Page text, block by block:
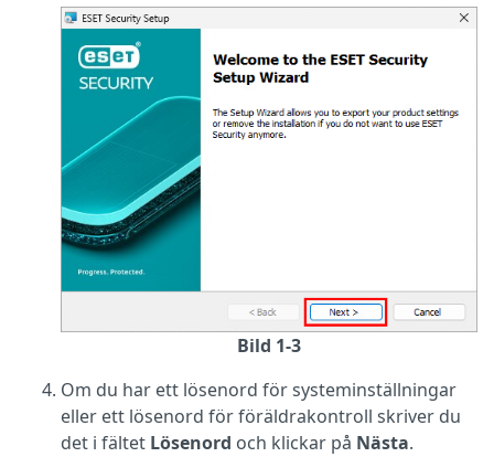
Bild 1-3
Om du har ett lösenord för systeminställningar
eller ett lösenord för föräldrakontroll skriver du
det i fältet Lösenord och klickar på Nästa.